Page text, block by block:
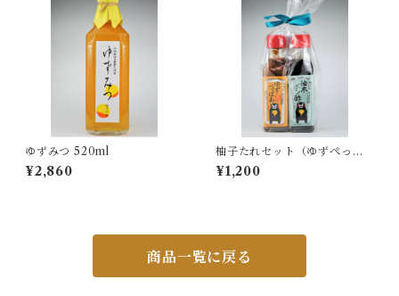
ゆずみつ 520ml
¥2,860
柚子たれセット（ゆずぺっぱ
ぁ甘口120ml×柚木ポン酢120
ml)
¥1,200
商品一覧に戻る